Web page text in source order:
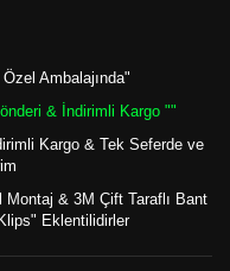
Ambalajında"
& İndirimli Kargo ""
Kargo & Tek Seferde ve
Montaj & 3M Çift Taraflı Bant
Eklentilidirler